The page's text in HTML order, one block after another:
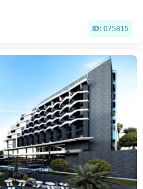
ID: 075815